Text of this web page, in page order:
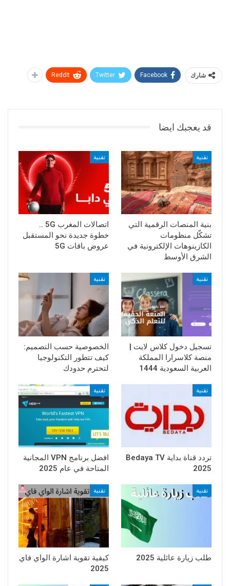
شارك Facebook
Twitter
ReddIt
قد يعجبك ايضا
تقنية
بنية المنصات الرقمية التي
تشكّل منظومات
الكازينوهات الإلكترونية في
الشرق الأوسط
تقنية
اتصالات المغرب 5G ..
خطوة جديدة نحو المستقبل
عروض باقات 5G
تقنية
تسجيل دخول كلاس لايت |
منصة كلاسرارا المملكة
العربية السعودية 1444
تقنية
الخصوصية حسب التصميم:
كيف تتطور التكنولوجيا
لتحترم حدودك
تقنية
تردد قناة بداية Bedaya TV
2025
تقنية
افضل برنامج VPN المجانية
المتاحة في عام 2025
تقنية
طلب زيارة عائلية 2025
تقنية
كيفية تقوية اشارة الواي فاي
2025